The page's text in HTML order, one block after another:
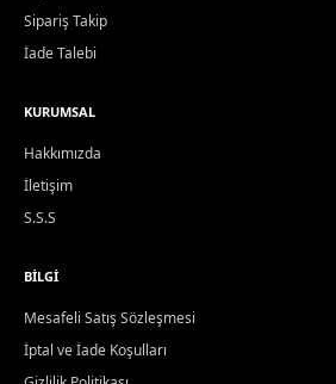
Sipariş Takip
İade Talebi
KURUMSAL
Hakkımızda
İletişim
S.S.S
BILGI
Mesafeli Satış Sözleşmesi
İptal ve İade Koşulları